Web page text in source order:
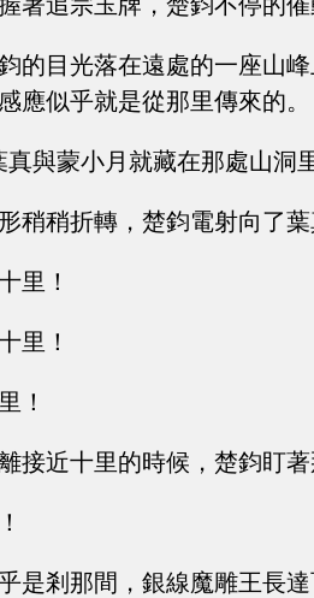
的目光落在遠處的一座山
應似乎就是從那里傳來的。
真與蒙小月就藏在那處山洞
稍稍折轉，楚鈞電射向了
里！
里！
！
接近十里的時候，楚鈞盯
是剎那間，銀線魔雕王長